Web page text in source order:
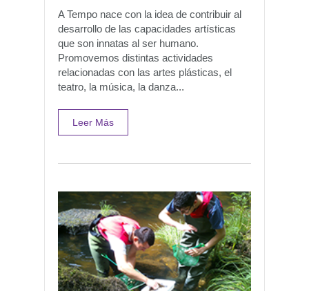
A Tempo nace con la idea de contribuir al
desarrollo de las capacidades artísticas
que son innatas al ser humano.
Promovemos distintas actividades
relacionadas con las artes plásticas, el
teatro, la música, la danza...
Leer Más